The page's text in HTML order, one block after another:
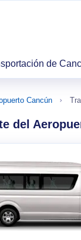
de
Cancún
del